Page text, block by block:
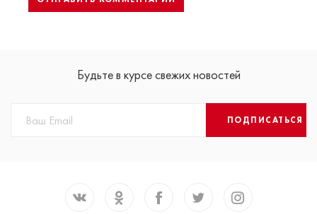
Будьте в курсе свежих новостей
ПОДПИСАТЬСЯ